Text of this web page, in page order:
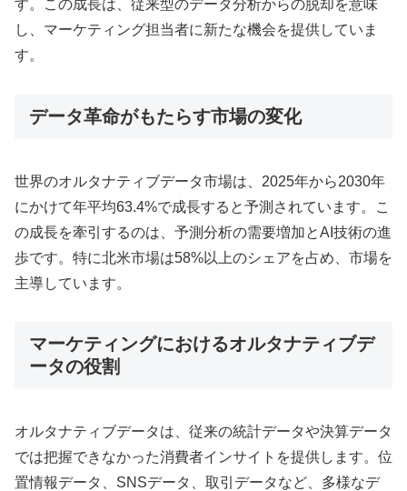
す。この成長は、従来型のデータ分析からの脱却を意味
し、マーケティング担当者に新たな機会を提供していま
す。
データ革命がもたらす市場の変化
世界のオルタナティブデータ市場は、2025年から2030年
にかけて年平均63.4%で成長すると予測されています。こ
の成長を牽引するのは、予測分析の需要増加とAI技術の進
歩です。特に北米市場は58%以上のシェアを占め、市場を
主導しています。
マーケティングにおけるオルタナティブデ
ータの役割
オルタナティブデータは、従来の統計データや決算データ
では把握できなかった消費者インサイトを提供します。位
置情報データ、SNSデータ、取引データなど、多様なデ